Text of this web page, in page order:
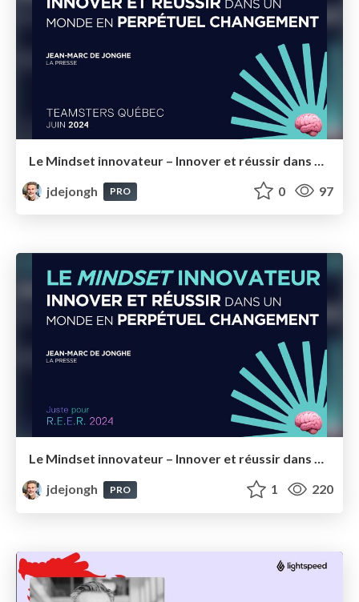
jdejongh
PRO 0 97
Le Mindset innovateur – Innover et réussir dans un monde en perpétuel changement –Bast 2024
jdejongh
PRO 1 220